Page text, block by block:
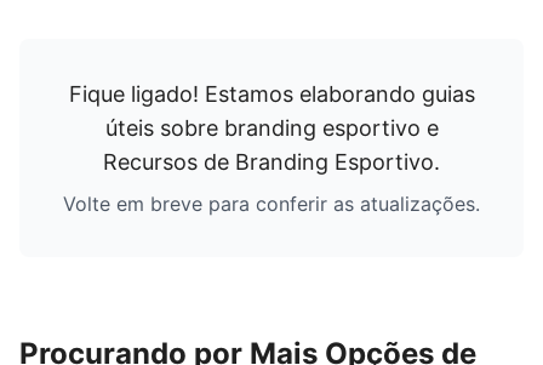
Fique ligado! Estamos elaborando guias
úteis sobre branding esportivo e
Recursos de Branding Esportivo.
Volte em breve para conferir as atualizações.
Procurando por Mais Opções de